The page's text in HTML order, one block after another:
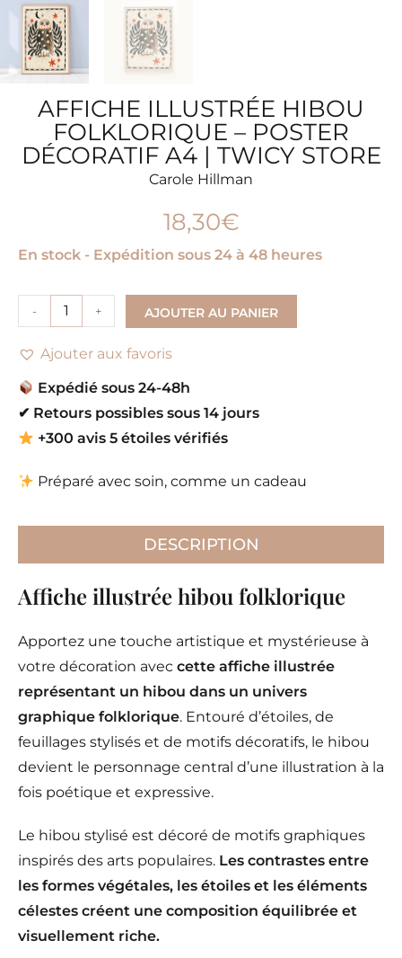
AFFICHE ILLUSTRÉE HIBOU
FOLKLORIQUE – POSTER
DÉCORATIF A4 | TWICY STORE
Carole Hillman
18,30€
En stock - Expédition sous 24 à 48 heures
- + AJOUTER AU PANIER
Ajouter aux favoris
Expédié sous 24-48h
✔ Retours possibles sous 14 jours
+300 avis 5 étoiles vérifiés
Préparé avec soin, comme un cadeau
DESCRIPTION
Affiche illustrée hibou folklorique
Apportez une touche artistique et mystérieuse à
votre décoration avec cette affiche illustrée
représentant un hibou dans un univers
graphique folklorique. Entouré d’étoiles, de
feuillages stylisés et de motifs décoratifs, le hibou
devient le personnage central d’une illustration à la
fois poétique et expressive.
Le hibou stylisé est décoré de motifs graphiques
inspirés des arts populaires. Les contrastes entre
les formes végétales, les étoiles et les éléments
célestes créent une composition équilibrée et
visuellement riche.